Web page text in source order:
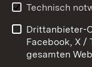
Barrierefreiheit
Impressum
Technisch
Drittanbieter-
Facebook, X /
gesamten